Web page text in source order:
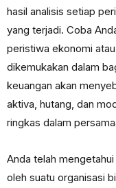
hasil analisis setiap
yang terjadi. Coba
peristiwa ekonomi
dikemukakan dalam
keuangan akan
aktiva, hutang, dan
ringkas dalam
Anda telah
oleh suatu organisasi